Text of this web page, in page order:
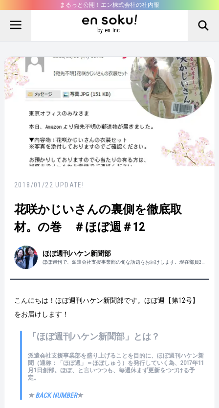
まるっと公開！エン株式会社の社内報
by en Inc.
2018/01/22 UPDATE!
花咲かじいさんの裏側を徹底取
材。の巻 ＃ほぼ週＃12
ほぼ週刊ハケン新聞部
ほぼ週刊で、派遣会社支援事業部の旬な話題をお届けします。現在部員2
こんにちは！ほぼ週刊ハケン新聞部です。ほぼ週【第12号】
をお届けします！
「ほぼ週刊ハケン新聞部」とは？
派遣会社支援事業部を盛り上げることを目的に、ほぼ週刊ハケン新
聞（通称：「ほぼ週」＝ほぼしゅう）を発行していく為、2017年11
月1日創部。ほぼ、と言いつつも、毎週休まず更新をつづける予
定。
★BACK NUMBER★